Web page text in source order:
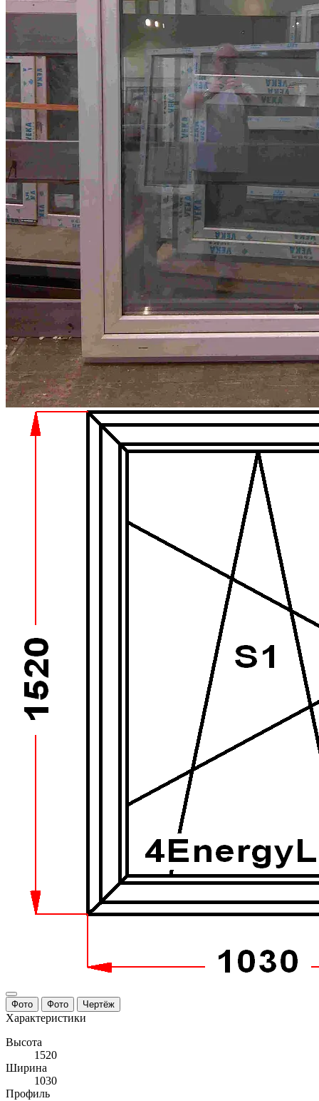
Фото Фото Чертёж
Характеристики
Высота
1520
Ширина
1030
Профиль